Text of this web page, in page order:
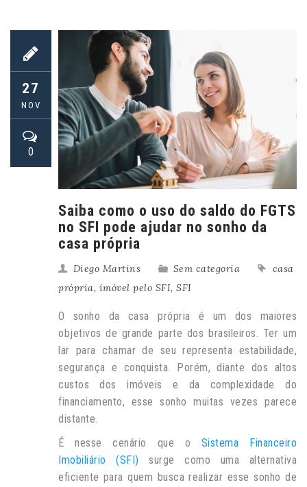
27
NOV
0
Saiba como o uso do saldo do FGTS
no SFI pode ajudar no sonho da
casa própria
Diego Martins Sem categoria
casa
própria, imóvel pelo SFI, SFI
O sonho da casa própria é um dos maiores
objetivos de grande parte dos brasileiros. Ter um
lar para chamar de seu representa estabilidade,
segurança e conquista. Porém, diante dos altos
custos dos imóveis e da complexidade do
financiamento, esse sonho muitas vezes parece
distante.
É nesse cenário que o Sistema Financeiro
Imobiliário (SFI) surge como uma alternativa
eficiente para quem busca realizar esse sonho de